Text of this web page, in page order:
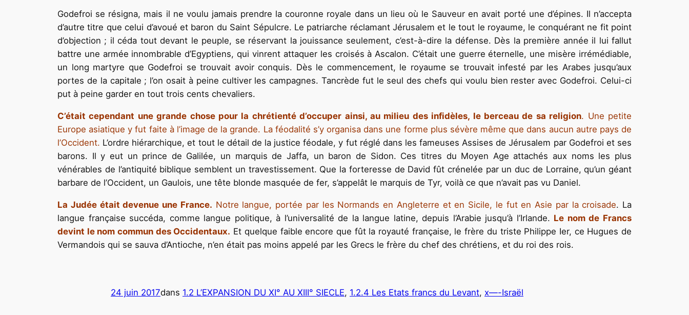
Godefroi se résigna, mais il ne voulu jamais prendre la couronne royale dans un lieu où le Sauveur en avait porté une d’épines. Il n’accepta
d’autre titre que celui d’avoué et baron du Saint Sépulcre. Le patriarche réclamant Jérusalem et le tout le royaume, le conquérant ne fit point
d’objection ; il céda tout devant le peuple, se réservant la jouissance seulement, c’est-à-dire la défense. Dès la première année il lui fallut
battre une armée innombrable d’Egyptiens, qui vinrent attaquer les croisés à Ascalon. C’était une guerre éternelle, une misère irrémédiable,
un long martyre que Godefroi se trouvait avoir conquis. Dès le commencement, le royaume se trouvait infesté par les Arabes jusqu’aux
portes de la capitale ; l’on osait à peine cultiver les campagnes. Tancrède fut le seul des chefs qui voulu bien rester avec Godefroi. Celui-ci
put à peine garder en tout trois cents chevaliers.
C’était cependant une grande chose pour la chrétienté d’occuper ainsi, au milieu des infidèles, le berceau de sa religion. Une petite
Europe asiatique y fut faite à l’image de la grande. La féodalité s’y organisa dans une forme plus sévère même que dans aucun autre pays de
l’Occident. L’ordre hiérarchique, et tout le détail de la justice féodale, y fut réglé dans les fameuses Assises de Jérusalem par Godefroi et ses
barons. Il y eut un prince de Galilée, un marquis de Jaffa, un baron de Sidon. Ces titres du Moyen Age attachés aux noms les plus
vénérables de l’antiquité biblique semblent un travestissement. Que la forteresse de David fût crénelée par un duc de Lorraine, qu’un géant
barbare de l’Occident, un Gaulois, une tête blonde masquée de fer, s’appelât le marquis de Tyr, voilà ce que n’avait pas vu Daniel.
La Judée était devenue une France. Notre langue, portée par les Normands en Angleterre et en Sicile, le fut en Asie par la croisade. La
langue française succéda, comme langue politique, à l’universalité de la langue latine, depuis l’Arabie jusqu’à l’Irlande. Le nom de Francs
devint le nom commun des Occidentaux. Et quelque faible encore que fût la royauté française, le frère du triste Philippe Ier, ce Hugues de
Vermandois qui se sauva d’Antioche, n’en était pas moins appelé par les Grecs le frère du chef des chrétiens, et du roi des rois.
24 juin 2017dans 1.2 L’EXPANSION DU XI° AU XIII° SIECLE, 1.2.4 Les Etats francs du Levant, x—-Israël